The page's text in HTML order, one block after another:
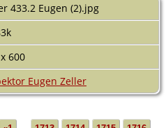
433.2 Eugen (2).jpg
600
Eugen Zeller